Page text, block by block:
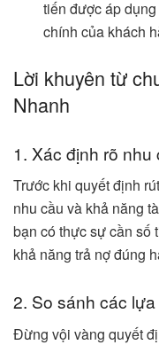
tiến được áp
chính của khách
Lời khuyên từ
Nhanh
1. Xác định rõ
Trước khi quyết định
nhu cầu và khả năng
bạn có thực sự cần số
khả năng trả nợ đúng
2. So sánh các
Đừng vội vàng quyết